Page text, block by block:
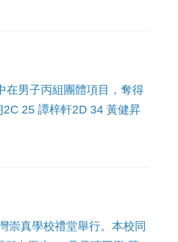
在男子丙組團體項目，奪得
25 譚梓軒2D 34 黃健昇
崇真學校禮堂舉行。本校同